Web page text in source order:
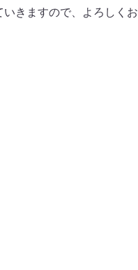
きますので、よろしくお